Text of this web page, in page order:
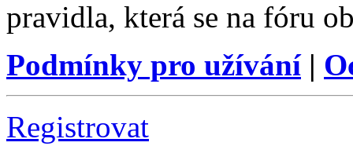
pravidla, která se na fóru
Podmínky pro užívání|
Registrovat